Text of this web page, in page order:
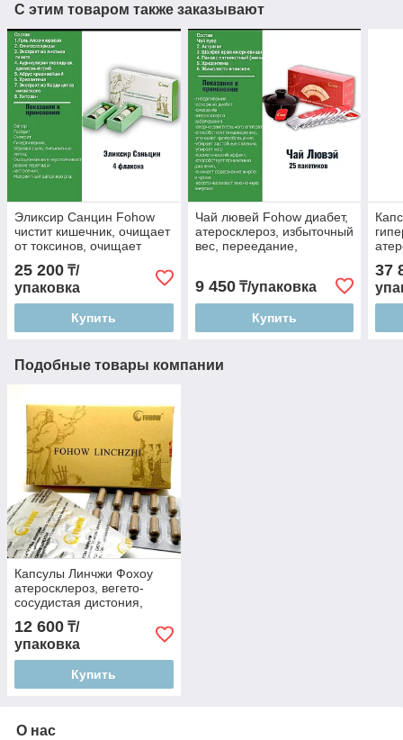
С этим товаром также заказывают
Эликсир Санцин Fohow
чистит кишечник, очищает
от токсинов, очищает
кровь от вредных жиров
25 200 ₸/
упаковка
Купить
Чай лювей Fohow диабет,
атеросклероз, избыточный
вес, переедание,
9 450₸/упаковка
Купить
37
Подобные товары компании
Капсулы Линчжи Фохоу
атеросклероз, вегето-
сосудистая дистония,
черепно-мозговая травма,
Альцгеймера, Паркинсона
12 600 ₸/
упаковка
Купить
О нас